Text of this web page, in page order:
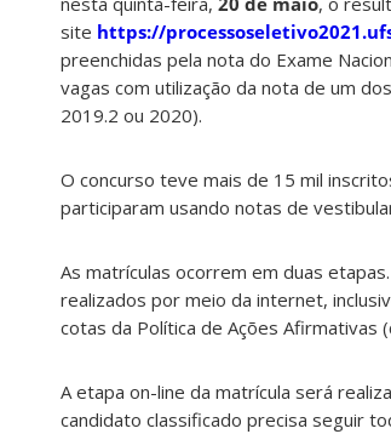
site https://
preenchidas pela nota do Exame
vagas com utilização da nota de um
2019.2 ou 2020).
O concurso teve mais de 15 mil
participaram usando notas de
As matrículas ocorrem em duas
realizados por meio da internet,
cotas da Política de Ações Afirmativas
A etapa on-line da matrícula será
candidato classificado precisa seguir